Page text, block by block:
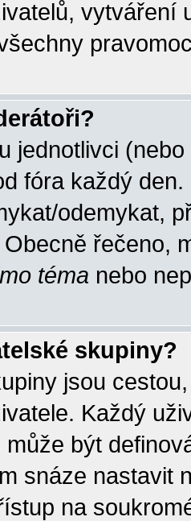
vytváření
jednotlivci
fóra každý
odemykat,
řečeno,
téma nebo
skupiny?
jsou
Každý
být
snáze nastavit
na